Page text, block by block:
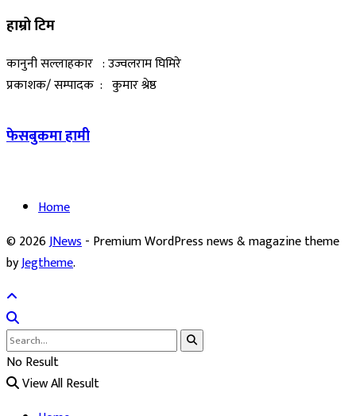
हाम्रो टिम
कानुनी सल्लाहकार : उज्वलराम घिमिरे
प्रकाशक/ सम्पादक : कुमार श्रेष्ठ
फेसबुकमा हामी
Home
© 2026JNews- Premium WordPress news & magazine theme
byJegtheme.
No Result
View All Result